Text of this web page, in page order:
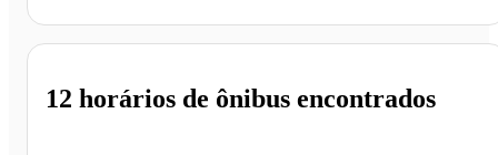
12 horários de ônibus encontrados